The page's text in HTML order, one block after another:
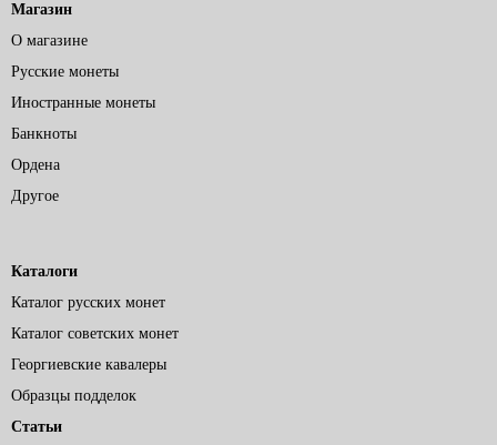
Магазин
О магазине
Русские монеты
Иностранные монеты
Банкноты
Ордена
Другое
Каталоги
Каталог русских монет
Каталог советских монет
Георгиевские кавалеры
Образцы подделок
Статьи